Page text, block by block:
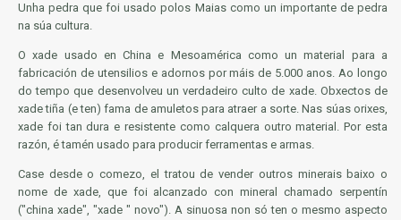
Unha pedra que foi usado polos Maias como un importante de pedra
na súa cultura.
O xade usado en China e Mesoamérica como un material para a
fabricación de utensilios e adornos por máis de 5.000 anos. Ao longo
do tempo que desenvolveu un verdadeiro culto de xade. Obxectos de
xade tiña (e ten) fama de amuletos para atraer a sorte. Nas súas orixes,
xade foi tan dura e resistente como calquera outro material. Por esta
razón, é tamén usado para producir ferramentas e armas.
Case desde o comezo, el tratou de vender outros minerais baixo o
nome de xade, que foi alcanzado con mineral chamado serpentín
("china xade", "xade " novo"). A sinuosa non só ten o mesmo aspecto